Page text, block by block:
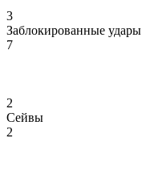
3
Заблокированные удары
7
2
Сейвы
2